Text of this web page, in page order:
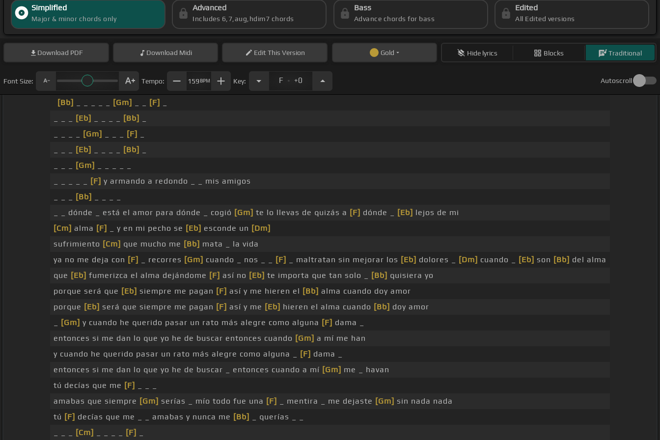
Simplified
Major & minor chords only
Advanced
Includes 6,7,aug,hdim7 chords
Bass
Advance chords for bass
Edited
All Edited versions
Download PDF Download Midi EditThis Version Gold Hide lyrics Blocks Traditional
Font Size: Tempo: 159 BPM Key: F . +0 Autoscroll
[Bb] [Gm] [F]
[Eb] [Bb]
[Gm] [F]
[Eb] [Bb]
[Gm]
[F] y armando a redondo _ _ mis amigos
[Bb]
_ _ dónde _ está el amor para dónde _ cogió [Gm] te lo llevas de quizás a [F] dónde _ [Eb] lejos de mi
[Cm] alma [F] _ y en mi pecho se [Eb] esconde un [Dm]
sufrimiento [Cm] que mucho me [Bb] mata _ la vida
ya no me deja con [F] _ recorres [Gm] cuando _ nos _ _ [F] _ maltratan sin mejorar los [Eb] dolores _ [Dm] cuando _ [Eb] son [Bb] del alma
que [Eb] fumerizca el alma dejándome [F] así no [Eb] te importa que tan solo _ [Bb] quisiera yo
porque será que [Eb] siempre me pagan [F] así y me hieren el [Bb] alma cuando doy amor
porque [Eb] será que siempre me pagan [F] así y me [Eb] hieren el alma cuando [Bb] doy amor
[Gm] y cuando he querido pasar un rato más alegre como alguna [F] dama _
entonces si me dan lo que yo he de buscar entonces cuando [Gm] a mí me han
y cuando he querido pasar un rato más alegre como alguna _
[F] dama _
entonces si me dan lo que yo he de buscar _ entonces cuando a mí [Gm] me _ havan
tú decías que me [F]
amabas que siempre [Gm] serías _ mío todo fue una [F] _ mentira _ me dejaste [Gm] sin nada nada
tú [F] decías que me _ _ amabas y nunca me [Bb]
_ querías _ _
[Cm] [F]